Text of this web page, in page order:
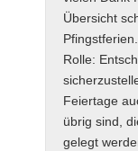
Übersicht
Rolle:
Feiertage
übrig sind,
gelegt